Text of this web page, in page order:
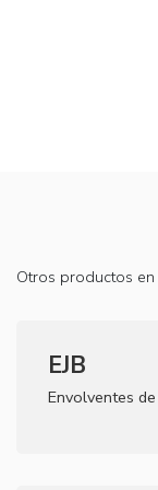
Otros productos en
EJB
Envolventes